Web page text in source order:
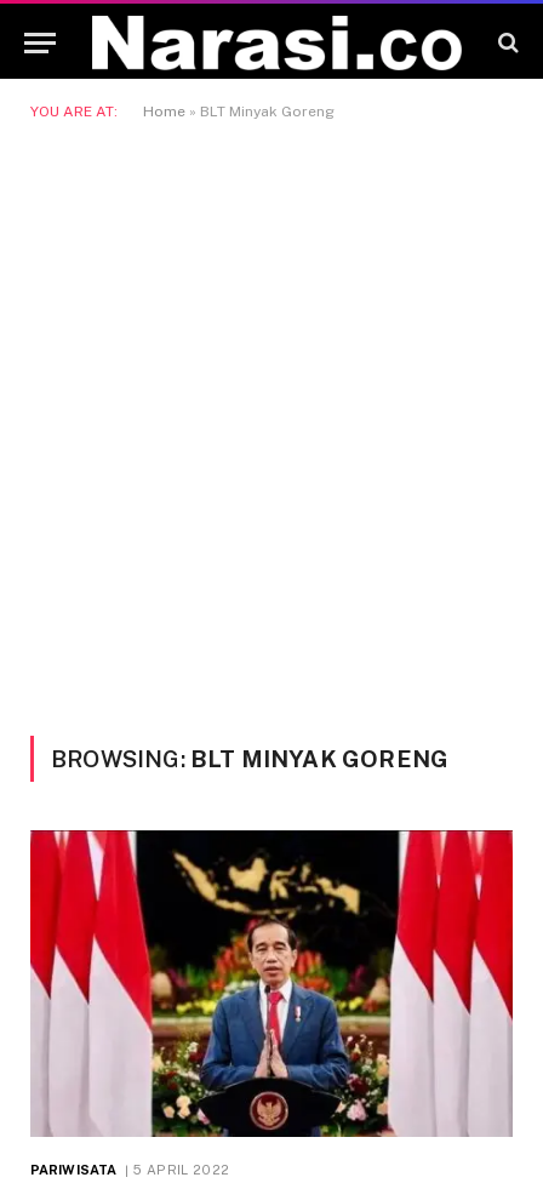
YOU ARE AT: Home » BLT Minyak Goreng
BROWSING: BLT MINYAK GORENG
PARIWISATA 5 APRIL 2022